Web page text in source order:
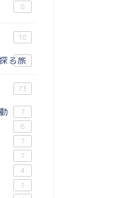
8
18
る旅
18
73
7
6
7
7
4
1